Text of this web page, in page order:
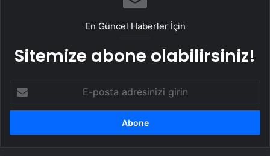
En Güncel Haberler İçin
Sitemize abone olabilirsiniz!
posta
adresinizi